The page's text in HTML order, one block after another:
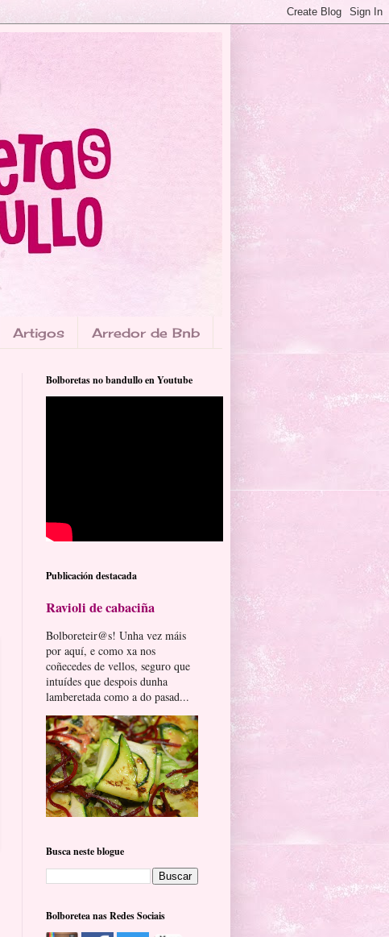
Artigos Arredor de Bnb
Bolboretas no bandullo en Youtube
Publicación destacada
Ravioli de cabaciña
Bolboreteir@s! Unha vez máis
por aquí, e como xa nos
coñecedes de vellos, seguro que
intuídes que despois dunha
lamberetada como a do pasad...
Busca neste blogue
Bolboretea nas Redes Sociais